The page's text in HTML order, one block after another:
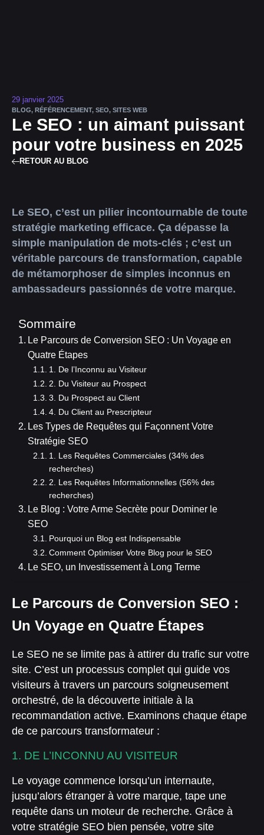
29 janvier 2025
BLOG, RÉFÉRENCEMENT, SEO, SITES WEB
Le SEO : un aimant puissant
pour votre business en 2025
RETOUR AU BLOG
Le SEO, c’est un pilier incontournable de toute
stratégie marketing efficace. Ça dépasse la
simple manipulation de mots-clés ; c’est un
véritable parcours de transformation, capable
de métamorphoser de simples inconnus en
ambassadeurs passionnés de votre marque.
Sommaire
Le Parcours de Conversion SEO : Un Voyage en
Quatre Étapes
1. De l’Inconnu au Visiteur
2. Du Visiteur au Prospect
3. Du Prospect au Client
4. Du Client au Prescripteur
Les Types de Requêtes qui Façonnent Votre
Stratégie SEO
1. Les Requêtes Commerciales (34% des
recherches)
2. Les Requêtes Informationnelles (56% des
recherches)
Le Blog : Votre Arme Secrète pour Dominer le
SEO
Pourquoi un Blog est Indispensable
Comment Optimiser Votre Blog pour le SEO
Le SEO, un Investissement à Long Terme
Le Parcours de Conversion SEO :
Un Voyage en Quatre Étapes
Le SEO ne se limite pas à attirer du trafic sur votre
site. C’est un processus complet qui guide vos
visiteurs à travers un parcours soigneusement
orchestré, de la découverte initiale à la
recommandation active. Examinons chaque étape
de ce parcours transformateur :
1. DE L’INCONNU AU VISITEUR
Le voyage commence lorsqu’un internaute,
jusqu’alors étranger à votre marque, tape une
requête dans un moteur de recherche. Grâce à
votre stratégie SEO bien pensée, votre site